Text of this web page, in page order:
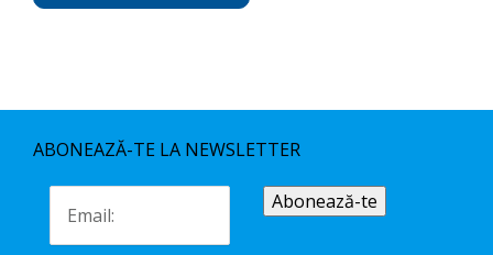
ABONEAZĂ-TE LA NEWSLETTER